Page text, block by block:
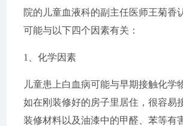
院的儿童血液科的副主任医师王菊香
可能与以下四个因素有关：
1、化学因素
儿童患上白血病可能与早期接触化学
如在刚装修好的房子里居住，很容易
装修材料以及油漆中的甲醛、苯等有